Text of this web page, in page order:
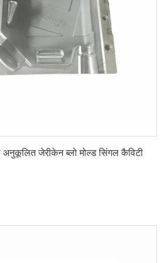
अनुकूलित जेरीकेन ब्लो मोल्ड सिंगल कैविटी